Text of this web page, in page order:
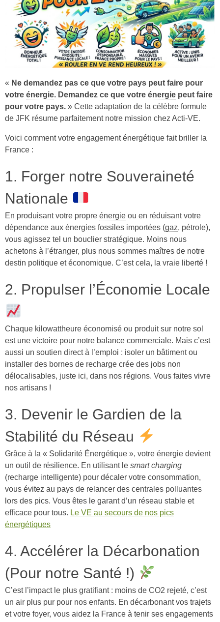
« Ne demandez pas ce que votre pays peut faire pour
votre énergie. Demandez ce que votre énergie peut faire
pour votre pays. » Cette adaptation de la célèbre formule
de JFK résume parfaitement notre mission chez Acti-VE.
Voici comment votre engagement énergétique fait briller la
France :
1. Forger notre Souveraineté
Nationale
En produisant votre propre énergie ou en réduisant votre
dépendance aux énergies fossiles importées (gaz, pétrole),
vous agissez tel un bouclier stratégique. Moins nous
achetons à l’étranger, plus nous sommes maîtres de notre
destin politique et économique. C’est cela, la vraie liberté !
2. Propulser l’Économie Locale
Chaque kilowattheure économisé ou produit sur notre sol
est une victoire pour notre balance commerciale. Mais c’est
aussi un soutien direct à l’emploi : isoler un bâtiment ou
installer des bornes de recharge crée des jobs non
délocalisables, juste ici, dans nos régions. Vous faites vivre
nos artisans !
3. Devenir le Gardien de la
Stabilité du Réseau
Grâce à la « Solidarité Énergétique », votre énergie devient
un outil de résilience. En utilisant le smart charging
(recharge intelligente) pour décaler votre consommation,
vous évitez au pays de relancer des centrales polluantes
lors des pics. Vous êtes le garant d’un réseau stable et
efficace pour tous. Le VE au secours de nos pics
énergétiques
4. Accélérer la Décarbonation
(Pour notre Santé !)
C’est l’impact le plus gratifiant : moins de CO2 rejeté, c’est
un air plus pur pour nos enfants. En décarbonant vos trajets
et votre foyer, vous aidez la France à tenir ses engagements